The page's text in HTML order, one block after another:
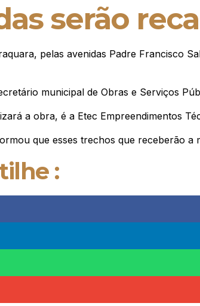
serão
pelas avenidas Padre Francisco
municipal de Obras e Serviços
a obra, é a Etec Empreendimentos
que esses trechos que receberão a
: